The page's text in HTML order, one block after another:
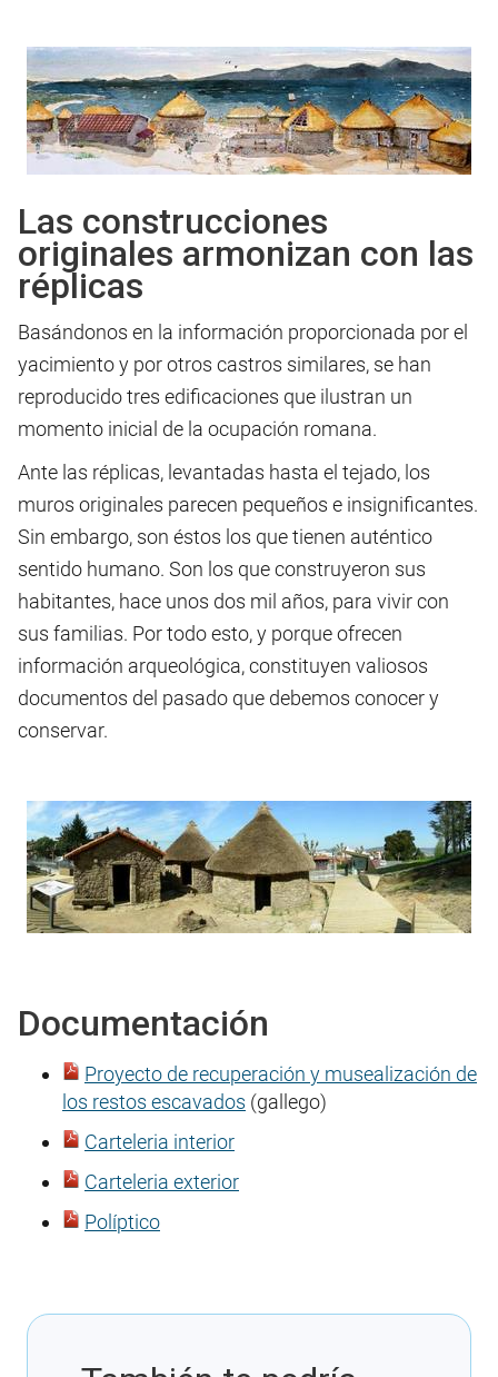
Las construcciones
originales armonizan con las
réplicas
Basándonos en la información proporcionada por el
yacimiento y por otros castros similares, se han
reproducido tres edificaciones que ilustran un
momento inicial de la ocupación romana.
Ante las réplicas, levantadas hasta el tejado, los
muros originales parecen pequeños e insignificantes.
Sin embargo, son éstos los que tienen auténtico
sentido humano. Son los que construyeron sus
habitantes, hace unos dos mil años, para vivir con
sus familias. Por todo esto, y porque ofrecen
información arqueológica, constituyen valiosos
documentos del pasado que debemos conocer y
conservar.
Documentación
Proyecto de recuperación y musealización de
los restos escavados (gallego)
Carteleria interior
Carteleria exterior
Políptico